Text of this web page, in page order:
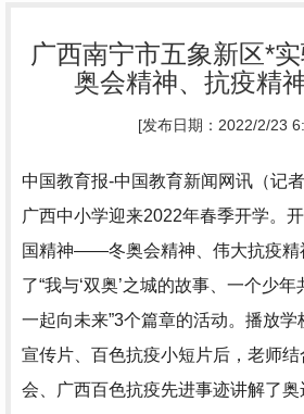
广西南宁市五象新区*
奥会精神、抗疫精
[发布日期：2022/2/23
中国教育报-中国教育新闻网讯（记
广西中小学迎来2022年春季开学。
国精神——冬奥会精神、伟大抗疫精
了“我与‘双奥’之城的故事、一个少
一起向未来”3个篇章的活动。播放
宣传片、百色抗疫小短片后，老师
会、广西百色抗疫先进事迹讲解了